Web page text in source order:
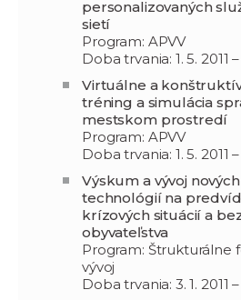
personalizovaných
sietí
Program: APVV
Doba trvania: 1. 5. 2011 –
Virtuálne a
tréning a simulácia
mestskom prostredí
Program: APVV
Doba trvania: 1. 5. 2011 –
Výskum a vývoj
technológií na
krízových situácií a
obyvateľstva
Program: Štrukturálne
vývoj
Doba trvania: 3. 1. 2011 –